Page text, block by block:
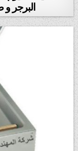
البرجر